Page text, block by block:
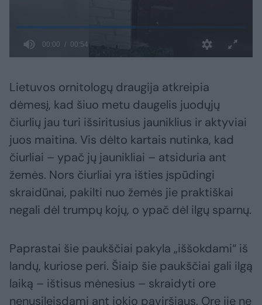
Lietuvos ornitologų draugija atkreipia
dėmesį, kad šiuo metu daugelis juodųjų
čiurlių jau turi išsiritusius jauniklius ir aktyviai
juos maitina. Vis dėlto kartais nutinka, kad
čiurliai – ypač jų jaunikliai – atsiduria ant
žemės. Nors čiurliai yra išties įspūdingi
skraidūnai, pakilti nuo žemės jie praktiškai
negali dėl trumpų kojų, o ypač dėl ilgų sparnų.
Paprastai šie paukščiai pakyla „iššokdami“ iš
landų, kuriose peri. Šiaip šie paukščiai gali ilgą
laiką – ištisus mėnesius – skraidyti ore
nenusileisdami ant jokio paviršiaus. Ore jie ne